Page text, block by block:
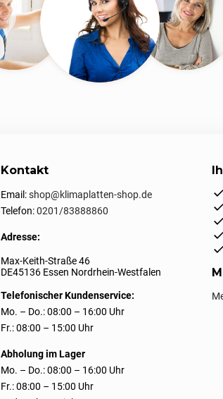
Kontakt
Email:shop@klimaplatten-shop.de
Telefon:0201/83888860
Adresse:
Max-Keith-Straße 46
DE45136 Essen Nordrhein-Westfalen
Telefonischer Kundenservice:
Mo. – Do.: 08:00 – 16:00 Uhr
Fr.: 08:00 – 15:00 Uhr
Abholung im Lager
Mo. – Do.: 08:00 – 16:00 Uhr
Fr.: 08:00 – 15:00 Uhr